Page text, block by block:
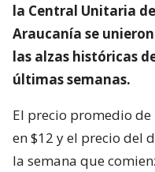
la Central Unitaria
Araucanía se
las alzas históricas
últimas semanas.
El precio promedio
en $12 y el precio del
la semana que